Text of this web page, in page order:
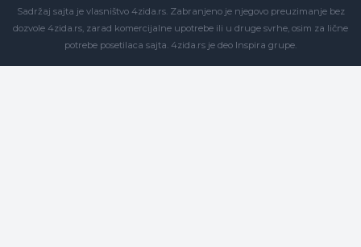
Sadržaj sajta je vlasništvo 4zida.rs. Zabranjeno je njegovo preuzimanje bez
dozvole 4zida.rs, zarad komercijalne upotrebe ili u druge svrhe, osim za lične
potrebe posetilaca sajta. 4zida.rs je deo Inspira grupe.